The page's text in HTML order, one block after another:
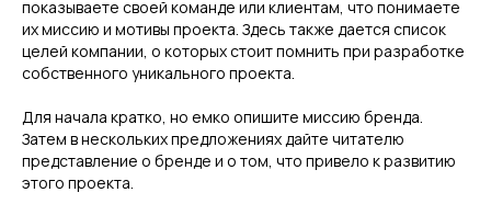
показываете своей команде или клиентам, что понимаете
их миссию и мотивы проекта. Здесь также дается список
целей компании, о которых стоит помнить при разработке
собственного уникального проекта.
Для начала кратко, но емко опишите миссию бренда.
Затем в нескольких предложениях дайте читателю
представление о бренде и о том, что привело к развитию
этого проекта.